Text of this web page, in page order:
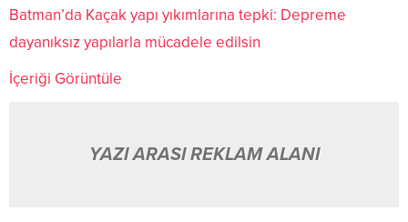
Batman’da Kaçak yapı yıkımlarına tepki: Depreme
dayanıksız yapılarla mücadele edilsin
İçeriği Görüntüle
YAZI ARASI REKLAM ALANI